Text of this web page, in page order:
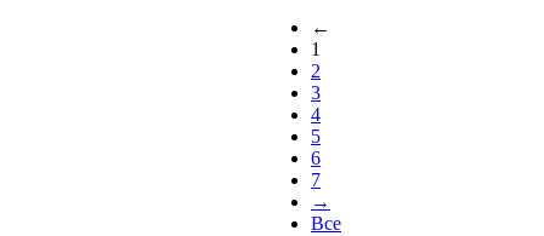
←
1
2
3
4
5
6
7
→
Все